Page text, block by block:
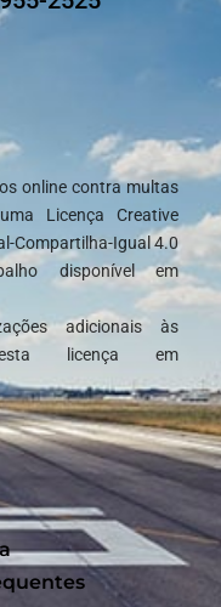
online contra multas
Licença Creative
Compartilha-Igual 4.0
disponível em
adicionais às
licença em